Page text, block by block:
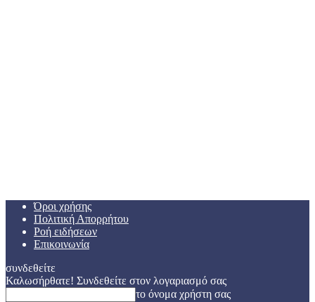
Όροι χρήσης
Πολιτική Απορρήτου
Ροή ειδήσεων
Επικοινωνία
συνδεθείτε
Καλωσήρθατε! Συνδεθείτε στον λογαριασμό σας
το όνομα χρήστη σας